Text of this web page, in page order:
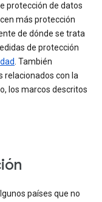
protección de datos
más protección
de dónde se trata
de protección
. También
relacionados con la
los marcos descritos
países que no